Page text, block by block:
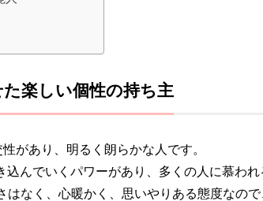
楽しい個性の持ち主
があり、明るく朗らかな人です。
んでいくパワーがあり、多くの人に慕われ
はなく、心暖かく、思いやりある態度なの